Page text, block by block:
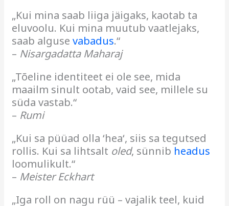
„Kui mina saab liiga jäigaks, kaotab ta
eluvoolu. Kui mina muutub vaatlejaks,
saab algusevabadus.“
– Nisargadatta Maharaj
„Tõeline identiteet ei ole see, mida
maailm sinult ootab, vaid see, millele su
süda vastab.“
– Rumi
„Kui sa püüad olla ‘hea‘, siis sa tegutsed
rollis. Kui sa lihtsalt oled, sünnib headus
loomulikult.“
– Meister Eckhart
„Iga roll on nagu rüü – vajalik teel, kuid